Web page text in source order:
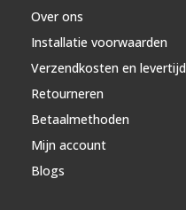
Over ons
Installatie voorwaarden
Verzendkosten en levertijd
Retourneren
Betaalmethoden
Mijn account
Blogs